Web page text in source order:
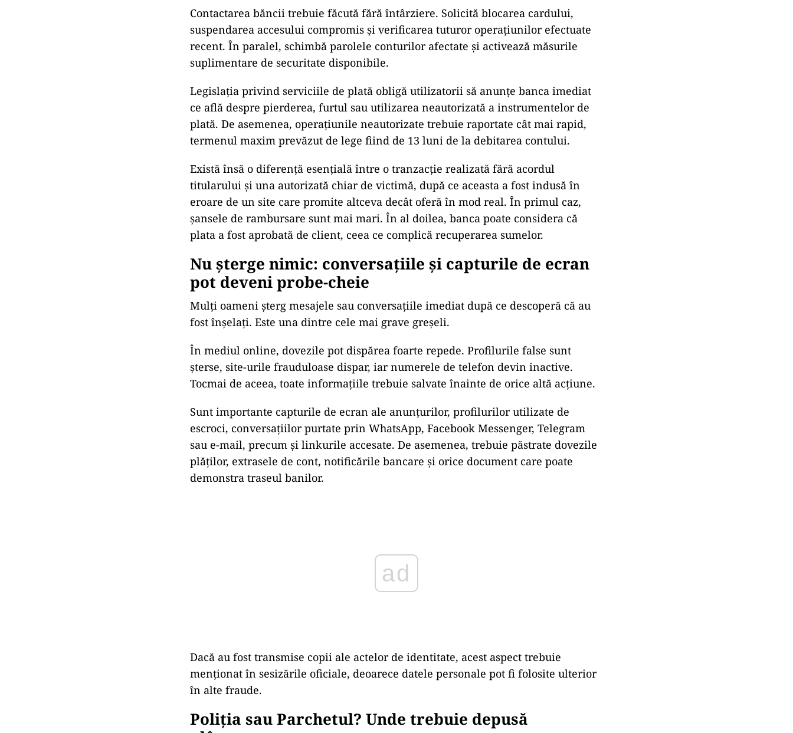
Contactarea băncii trebuie făcută fără întârziere. Solicită blocarea cardului,
suspendarea accesului compromis și verificarea tuturor operațiunilor efectuate
recent. În paralel, schimbă parolele conturilor afectate și activează măsurile
suplimentare de securitate disponibile.
Legislația privind serviciile de plată obligă utilizatorii să anunțe banca imediat
ce află despre pierderea, furtul sau utilizarea neautorizată a instrumentelor de
plată. De asemenea, operațiunile neautorizate trebuie raportate cât mai rapid,
termenul maxim prevăzut de lege fiind de 13 luni de la debitarea contului.
Există însă o diferență esențială între o tranzacție realizată fără acordul
titularului și una autorizată chiar de victimă, după ce aceasta a fost indusă în
eroare de un site care promite altceva decât oferă în mod real. În primul caz,
șansele de rambursare sunt mai mari. În al doilea, banca poate considera că
plata a fost aprobată de client, ceea ce complică recuperarea sumelor.
Nu șterge nimic: conversațiile și capturile de ecran
pot deveni probe-cheie
Mulți oameni șterg mesajele sau conversațiile imediat după ce descoperă că au
fost înșelați. Este una dintre cele mai grave greșeli.
În mediul online, dovezile pot dispărea foarte repede. Profilurile false sunt
șterse, site-urile frauduloase dispar, iar numerele de telefon devin inactive.
Tocmai de aceea, toate informațiile trebuie salvate înainte de orice altă acțiune.
Sunt importante capturile de ecran ale anunțurilor, profilurilor utilizate de
escroci, conversațiilor purtate prin WhatsApp, Facebook Messenger, Telegram
sau e-mail, precum și linkurile accesate. De asemenea, trebuie păstrate dovezile
plăților, extrasele de cont, notificările bancare și orice document care poate
demonstra traseul banilor.
ad
Dacă au fost transmise copii ale actelor de identitate, acest aspect trebuie
menționat în sesizările oficiale, deoarece datele personale pot fi folosite ulterior
în alte fraude.
Poliția sau Parchetul? Unde trebuie depusă